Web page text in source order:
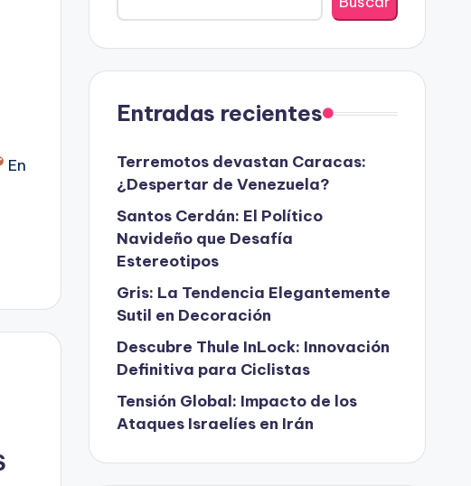
En
Entradas recientes
Terremotos devastan Caracas:
¿Despertar de Venezuela?
Santos Cerdán: El Político
Navideño que Desafía
Estereotipos
Gris: La Tendencia Elegantemente
Sutil en Decoración
Descubre Thule InLock: Innovación
Definitiva para Ciclistas
Tensión Global: Impacto de los
Ataques Israelíes en Irán